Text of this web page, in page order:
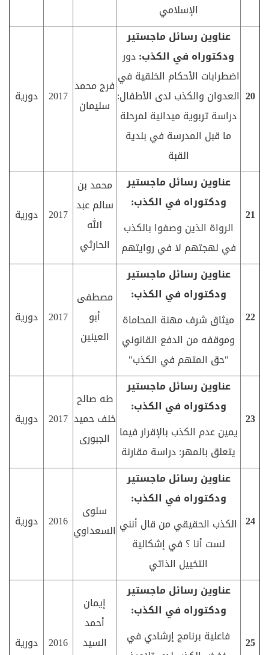
الإسلامي
20
عناوين رسائل ماجستير
ودكتوراه في الكذب:دور
اضطرابات الأحكام الخلقية في
العدوان والكذب لدى الأطفال:
دراسة تربوية ميدانية لمرحلة
ما قبل المدرسة في بلدية
القبة
فرج محمد
سليمان
2017 دورية
21
عناوين رسائل ماجستير
ودكتوراه في الكذب:
الرواة الذين وصفوا بالكذب
في لهجتهم لا في روايتهم
محمد بن
سالم عبد
الله
الحارثي
2017 دورية
22
عناوين رسائل ماجستير
ودكتوراه في الكذب:
ميثاق شرف مهنة المحاماة
وموقفه من الدفع القانوني
"حق المتهم في الكذب"
مصطفى
أبو
العينين
2017 دورية
23
عناوين رسائل ماجستير
ودكتوراه في الكذب:
يمين عدم الكذب بالإقرار فيما
يتعلق بالمهر: دراسة مقارنة
طه صالح
خلف حميد
الجبورى
2017 دورية
24
عناوين رسائل ماجستير
ودكتوراه في الكذب:
الكذب الحقيقي من قال أنني
لست أنا ؟ في إشكالية
التخييل الذاتي
سلوى
السعداوي
2016 دورية
25
عناوين رسائل ماجستير
ودكتوراه في الكذب:
فاعلية برنامج إرشادي في
إيمان
أحمد
السيد
2016 دورية